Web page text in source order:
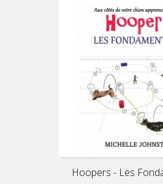
Hoopers - Les